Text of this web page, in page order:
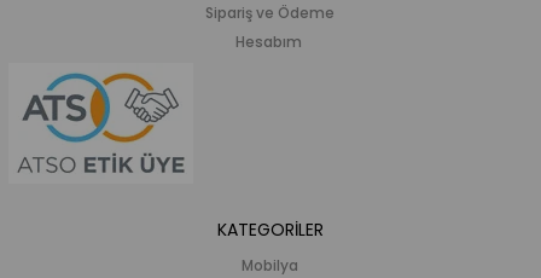
Sipariş ve Ödeme
Hesabım
KATEGORİLER
Mobilya